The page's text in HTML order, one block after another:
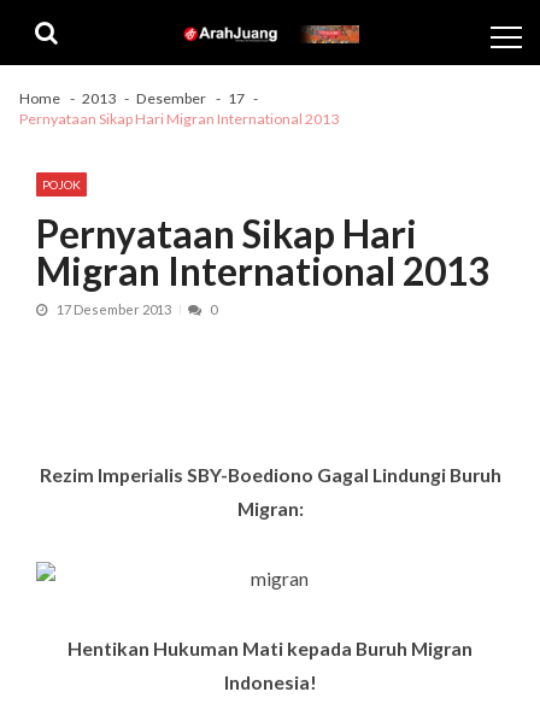
navigation
content
Home 2013 Desember
17
Pernyataan Sikap Hari Migran International 2013
POJOK
Pernyataan Sikap Hari
Migran International 2013
17 Desember 2013 0
Rezim Imperialis SBY-Boediono Gagal Lindungi Buruh
Migran:
Hentikan Hukuman Mati kepada Buruh Migran
Indonesia!